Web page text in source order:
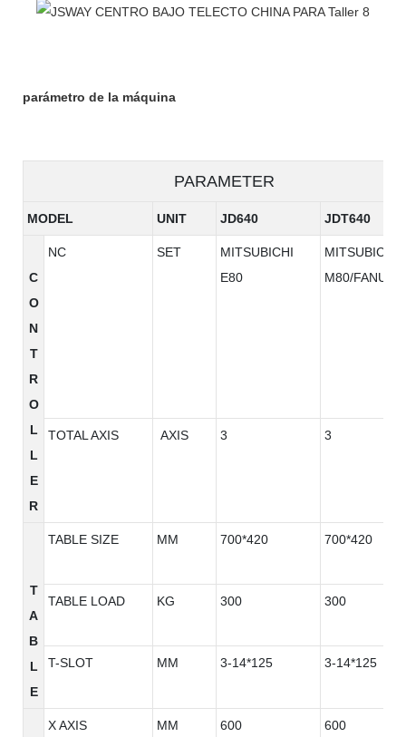
parámetro de la máquina
PARAMETER
MODEL UNIT JD640 JDT640
C
O
N
T
R
O
L
L
E
R
NC SET
MITSUBICHI
E80
MITSUBICHI
M80/FANUC
TOTAL AXIS AXIS 3 3
T
A
B
L
E
TABLE SIZE MM 700*420 700*420
TABLE LOAD KG 300 300
T-SLOT MM 3-14*125 3-14*125
X AXIS MM 600 600